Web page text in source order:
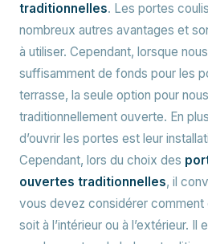
traditionnelles. Les portes
nombreux autres avantages et
à utiliser. Cependant, lorsque
suffisamment de fonds pour les
terrasse, la seule option pour
traditionnellement ouverte. En
d’ouvrir les portes est leur
Cependant, lors du choix des
ouvertes traditionnelles, il
vous devez considérer comment
soit à l’intérieur ou à l’extérieur.